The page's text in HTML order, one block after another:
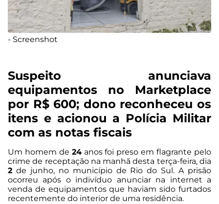
- Screenshot
Suspeito anunciava
equipamentos no Marketplace
por R$ 600; dono reconheceu os
itens e acionou a Polícia Militar
com as notas fiscais
Um homem de 24anos foi preso em flagrante pelo
crime de receptação na manhã desta terça-feira, dia
2 de junho, no município de Rio do Sul. A prisão
ocorreu após o indivíduo anunciar na internet a
venda de equipamentos que haviam sido furtados
recentemente do interior de uma residência.